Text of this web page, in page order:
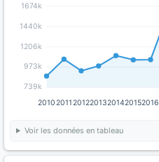
739k
973k
1206k
1440k
1674k
2010201120122013201420152016
Voir les données en tableau